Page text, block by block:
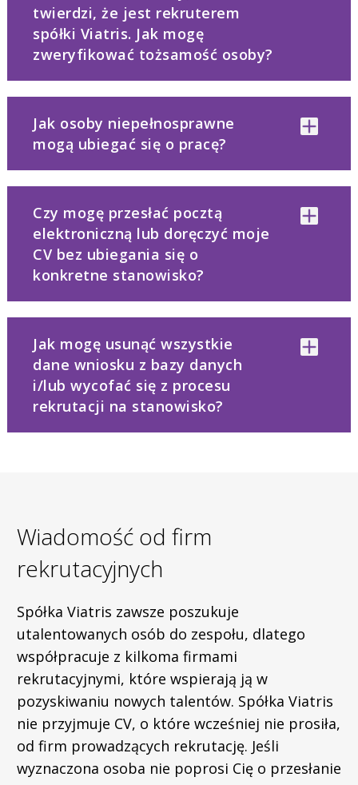
twierdzi, że jest rekruterem
spółki Viatris. Jak mogę
zweryfikować tożsamość osoby?
Jak osoby niepełnosprawne
mogą ubiegać się o pracę?
Czy mogę przesłać pocztą
elektroniczną lub doręczyć moje
CV bez ubiegania się o
konkretne stanowisko?
Jak mogę usunąć wszystkie
dane wniosku z bazy danych
i/lub wycofać się z procesu
rekrutacji na stanowisko?
Wiadomość od firm
rekrutacyjnych
Spółka Viatris zawsze poszukuje
utalentowanych osób do zespołu, dlatego
współpracuje z kilkoma firmami
rekrutacyjnymi, które wspierają ją w
pozyskiwaniu nowych talentów. Spółka Viatris
nie przyjmuje CV, o które wcześniej nie prosiła,
od firm prowadzących rekrutację. Jeśli
wyznaczona osoba nie poprosi Cię o przesłanie